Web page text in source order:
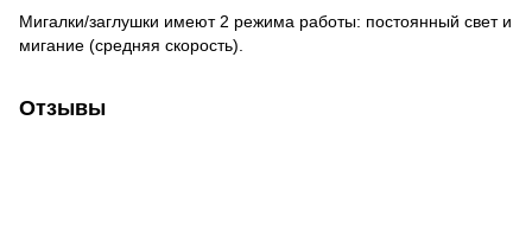
Мигалки/заглушки имеют 2 режима работы: постоянный свет и
мигание (средняя скорость).
Отзывы